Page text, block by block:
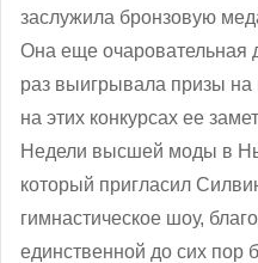
заслужила бронзовую
Она еще очаровательная
раз выигрывала призы на
на этих конкурсах ее
Недели высшей моды в
который пригласил
гимнастическое шоу,
единственной до сих пор